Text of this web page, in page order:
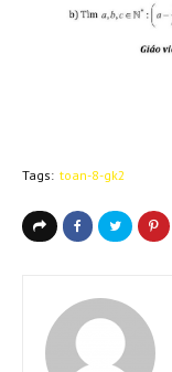
Tags: toan-8-gk2